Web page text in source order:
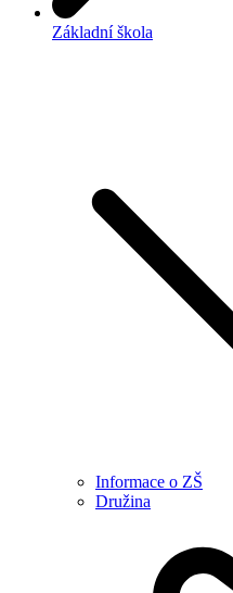
Základní škola
Informace o ZŠ
Družina